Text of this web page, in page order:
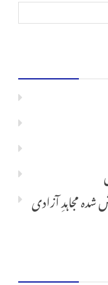
شدہ مجاہدِ آزادی